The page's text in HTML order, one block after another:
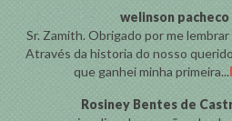
welinson pacheco
Sr. Zamith. Obrigado por me
Através da historia do nosso
que ganhei minha primeira...
Rosiney Bentes de